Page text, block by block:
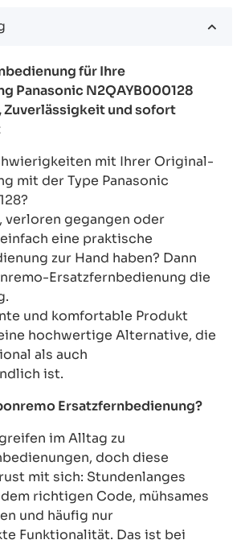
für Ihre
Panasonic N2QAYB000128
und sofort
mit Ihrer Original-
mit der Type Panasonic
verloren gegangen oder
eine praktische
zur Hand haben? Dann
Ersatzfernbedienung die
und komfortable Produkt
hochwertige Alternative, die
als auch
ist.
Ersatzfernbedienung?
im Alltag zu
doch diese
mit sich: Stundenlanges
richtigen Code, mühsames
und häufig nur
Funktionalität. Das ist bei